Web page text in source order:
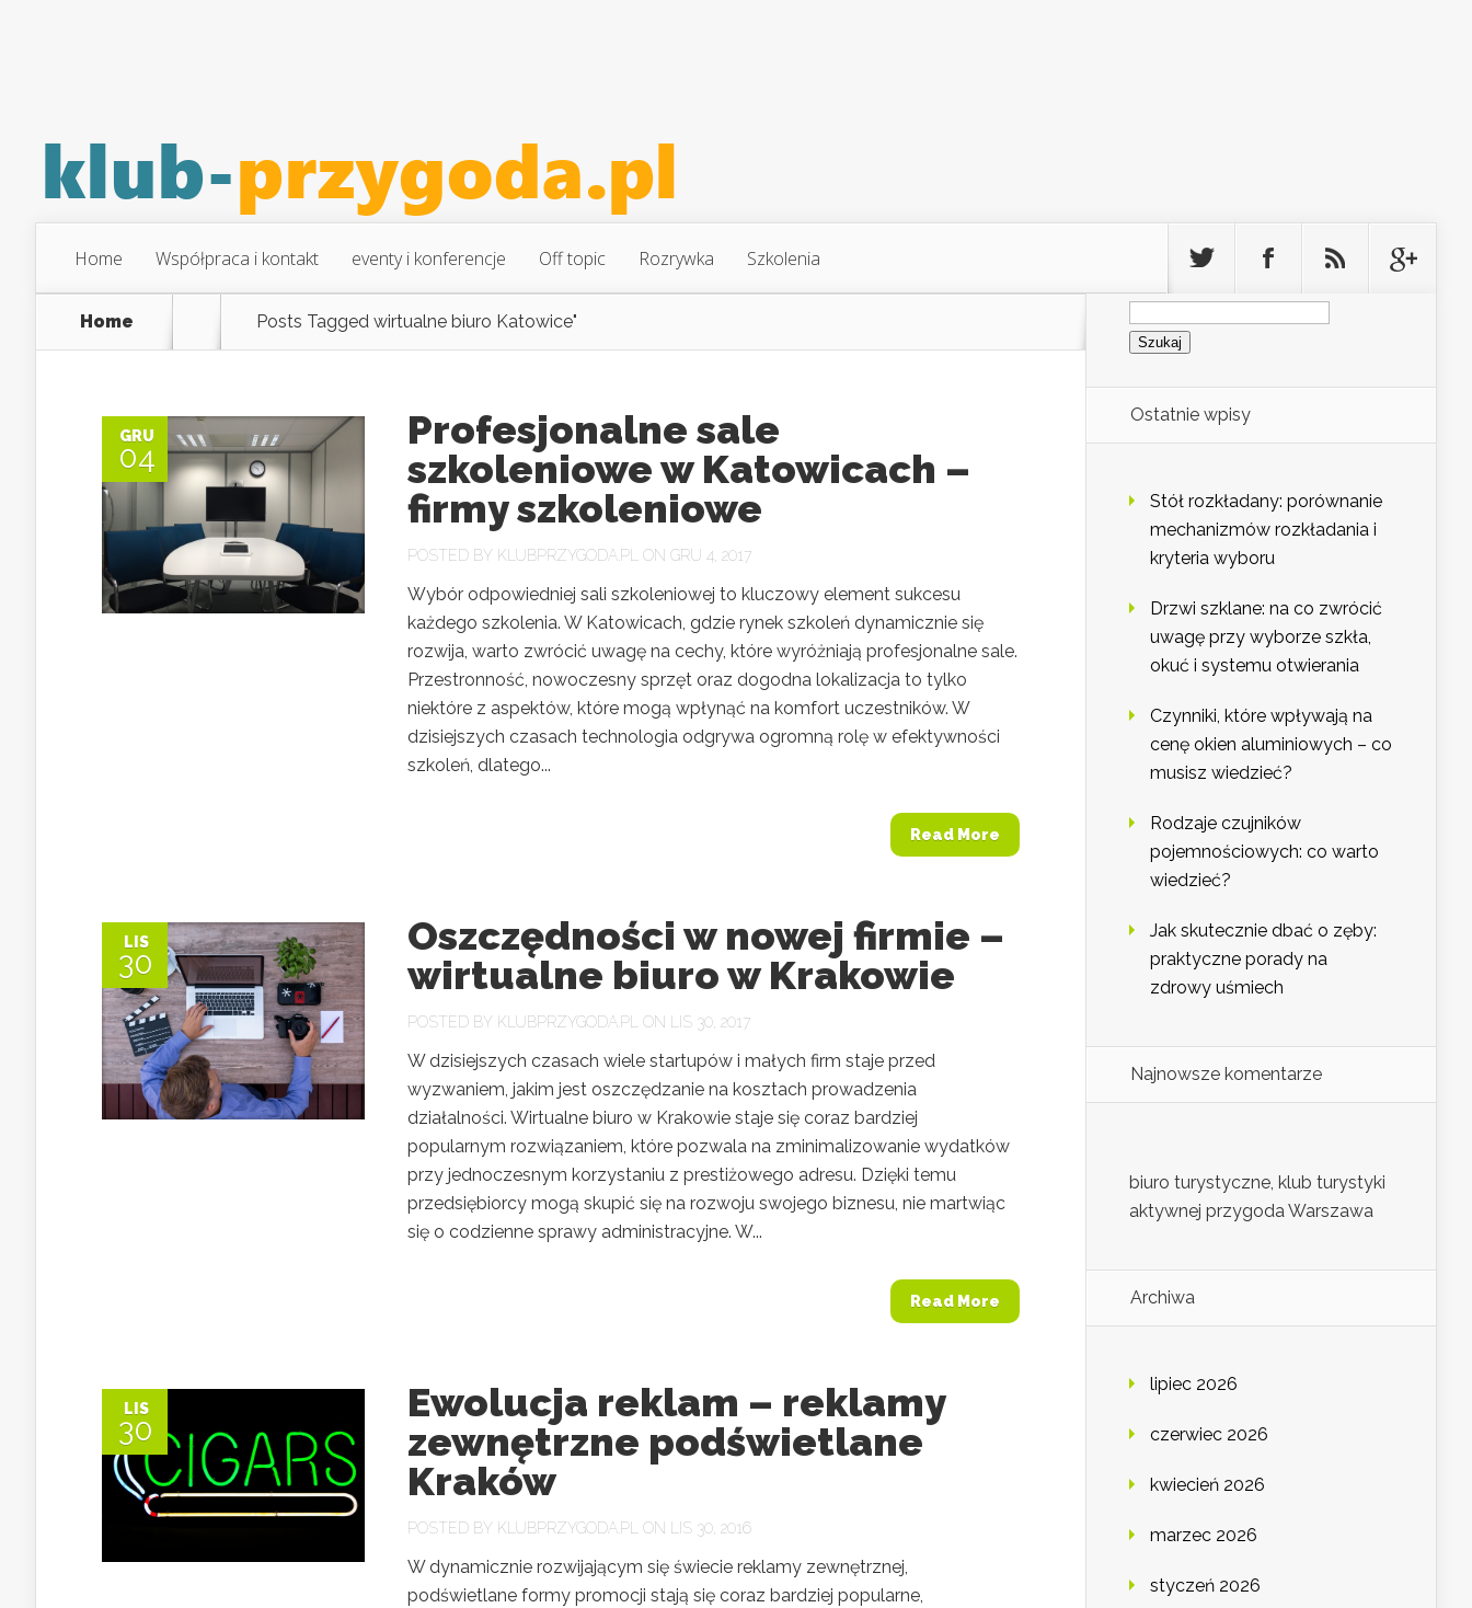
Home Współpraca i kontakt eventy i konferencje Off topic Rozrywka Szkolenia
Home Posts Tagged wirtualne biuro Katowice"
GRU
04
Profesjonalne sale
szkoleniowe w Katowicach –
firmy szkoleniowe
POSTED BY KLUBPRZYGODA.PL ON GRU 4, 2017
Wybór odpowiedniej sali szkoleniowej to kluczowy element sukcesu
każdego szkolenia. W Katowicach, gdzie rynek szkoleń dynamicznie się
rozwija, warto zwrócić uwagę na cechy, które wyróżniają profesjonalne sale.
Przestronność, nowoczesny sprzęt oraz dogodna lokalizacja to tylko
niektóre z aspektów, które mogą wpłynąć na komfort uczestników. W
dzisiejszych czasach technologia odgrywa ogromną rolę w efektywności
szkoleń, dlatego...
Read More
LIS
30
Oszczędności w nowej firmie –
wirtualne biuro w Krakowie
POSTED BY KLUBPRZYGODA.PL ON LIS 30, 2017
W dzisiejszych czasach wiele startupów i małych firm staje przed
wyzwaniem, jakim jest oszczędzanie na kosztach prowadzenia
działalności. Wirtualne biuro w Krakowie staje się coraz bardziej
popularnym rozwiązaniem, które pozwala na zminimalizowanie wydatków
przy jednoczesnym korzystaniu z prestiżowego adresu. Dzięki temu
przedsiębiorcy mogą skupić się na rozwoju swojego biznesu, nie martwiąc
się o codzienne sprawy administracyjne. W...
Read More
LIS
30
Ewolucja reklam – reklamy
zewnętrzne podświetlane
Kraków
POSTED BY KLUBPRZYGODA.PL ON LIS 30, 2016
W dynamicznie rozwijającym się świecie reklamy zewnętrznej,
podświetlane formy promocji stają się coraz bardziej popularne,
Szukaj:
Ostatnie wpisy
Stół rozkładany: porównanie
mechanizmów rozkładania i
kryteria wyboru
Drzwi szklane: na co zwrócić
uwagę przy wyborze szkła,
okuć i systemu otwierania
Czynniki, które wpływają na
cenę okien aluminiowych – co
musisz wiedzieć?
Rodzaje czujników
pojemnościowych: co warto
wiedzieć?
Jak skutecznie dbać o zęby:
praktyczne porady na
zdrowy uśmiech
Najnowsze komentarze
biuro turystyczne, klub turystyki
aktywnej przygoda Warszawa
Archiwa
lipiec 2026
czerwiec 2026
kwiecień 2026
marzec 2026
styczeń 2026